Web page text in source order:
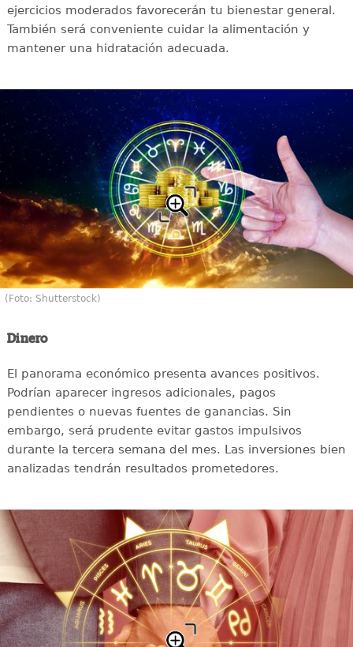
ejercicios moderados favorecerán tu bienestar general.
También será conveniente cuidar la alimentación y
mantener una hidratación adecuada.
(Foto: Shutterstock)
Dinero
El panorama económico presenta avances positivos.
Podrían aparecer ingresos adicionales, pagos
pendientes o nuevas fuentes de ganancias. Sin
embargo, será prudente evitar gastos impulsivos
durante la tercera semana del mes. Las inversiones bien
analizadas tendrán resultados prometedores.